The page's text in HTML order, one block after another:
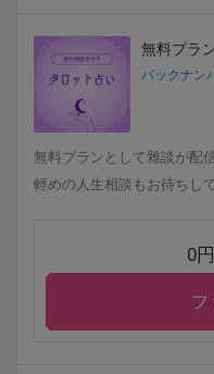
無料プラ
バックナン
無料プランとして雜談が配
輕めの人生相談もお待ちし
0
フ